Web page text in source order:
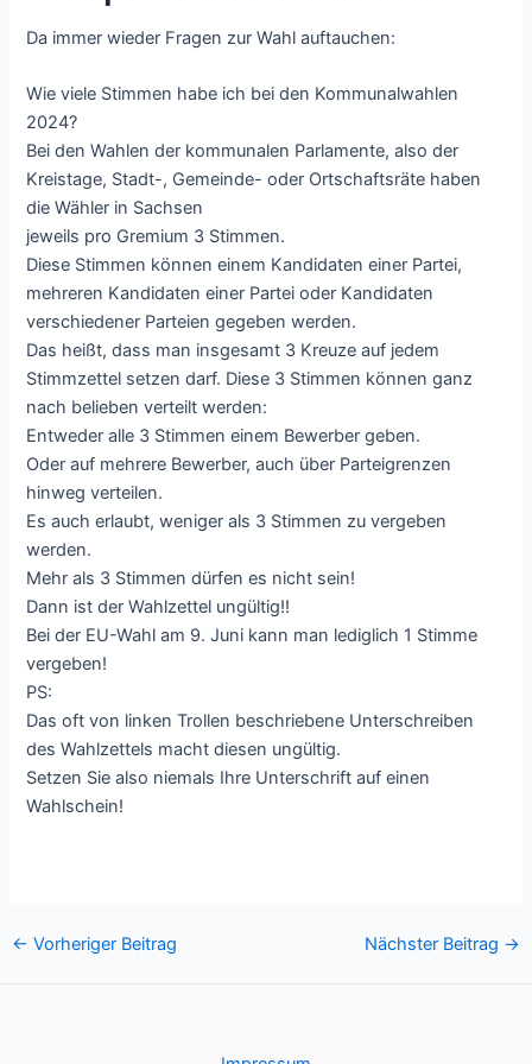
Da immer wieder Fragen zur Wahl auftauchen:
Wie viele Stimmen habe ich bei den Kommunalwahlen
2024?
Bei den Wahlen der kommunalen Parlamente, also der
Kreistage, Stadt-, Gemeinde- oder Ortschaftsräte haben
die Wähler in Sachsen
jeweils pro Gremium 3 Stimmen.
Diese Stimmen können einem Kandidaten einer Partei,
mehreren Kandidaten einer Partei oder Kandidaten
verschiedener Parteien gegeben werden.
Das heißt, dass man insgesamt 3 Kreuze auf jedem
Stimmzettel setzen darf. Diese 3 Stimmen können ganz
nach belieben verteilt werden:
Entweder alle 3 Stimmen einem Bewerber geben.
Oder auf mehrere Bewerber, auch über Parteigrenzen
hinweg verteilen.
Es auch erlaubt, weniger als 3 Stimmen zu vergeben
werden.
Mehr als 3 Stimmen dürfen es nicht sein!
Dann ist der Wahlzettel ungültig!!
Bei der EU-Wahl am 9. Juni kann man lediglich 1 Stimme
vergeben!
PS:
Das oft von linken Trollen beschriebene Unterschreiben
des Wahlzettels macht diesen ungültig.
Setzen Sie also niemals Ihre Unterschrift auf einen
Wahlschein!
Post
← Vorheriger Beitrag Nächster Beitrag →